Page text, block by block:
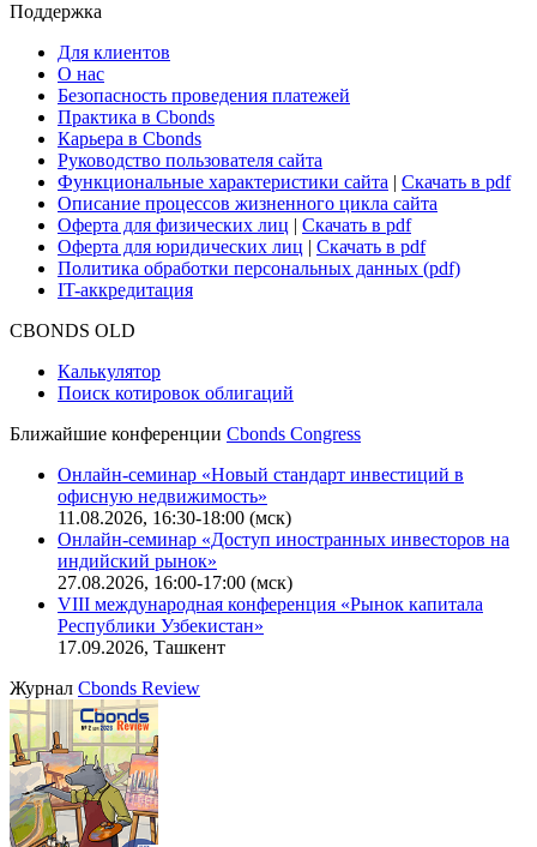
Поддержка
Для клиентов
О нас
Безопасность проведения платежей
Практика в Cbonds
Карьера в Cbonds
Руководство пользователя сайта
Функциональные характеристики сайта | Скачать в pdf
Описание процессов жизненного цикла сайта
Оферта для физических лиц | Скачать в pdf
Оферта для юридических лиц | Скачать в pdf
Политика обработки персональных данных (pdf)
IT-аккредитация
CBONDS OLD
Калькулятор
Поиск котировок облигаций
Ближайшие конференции Cbonds Congress
Онлайн-семинар «Новый стандарт инвестиций в
офисную недвижимость»
11.08.2026, 16:30-18:00 (мск)
Онлайн-семинар «Доступ иностранных инвесторов на
индийский рынок»
27.08.2026, 16:00-17:00 (мск)
VIII международная конференция «Рынок капитала
Республики Узбекистан»
17.09.2026, Ташкент
Журнал Cbonds Review